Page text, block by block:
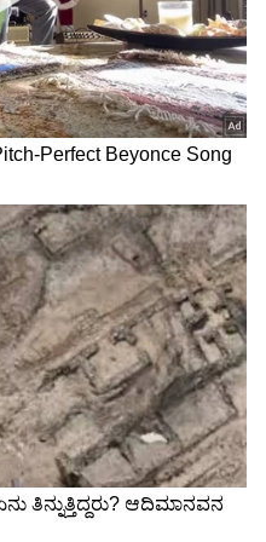
ಭೂಮಿ ನೀಡುವ
ಎಂದರು.
ಬೆಂಗಳೂರು: ಭಾನುವಾರ
ನಡುವೆ ಮೆಟ್ರೋ ಸೇವೆ ತಾತ್ಕಾಲಿಕ
ಸ್ಥಗಿತ!
ಪ್ರಾಣ":
Rishab
ಇಳಿಕೆ: ಮೋದಿ-
US